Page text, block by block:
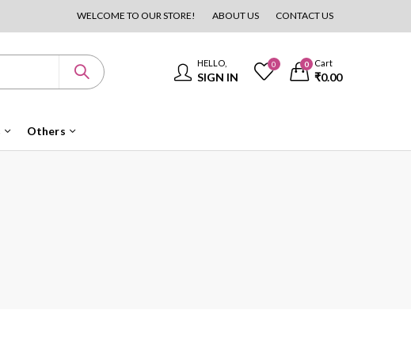
WELCOME TO OUR STORE! ABOUT US CONTACT US
HELLO,
SIGN IN
0 0 Cart
₹0.00
Others